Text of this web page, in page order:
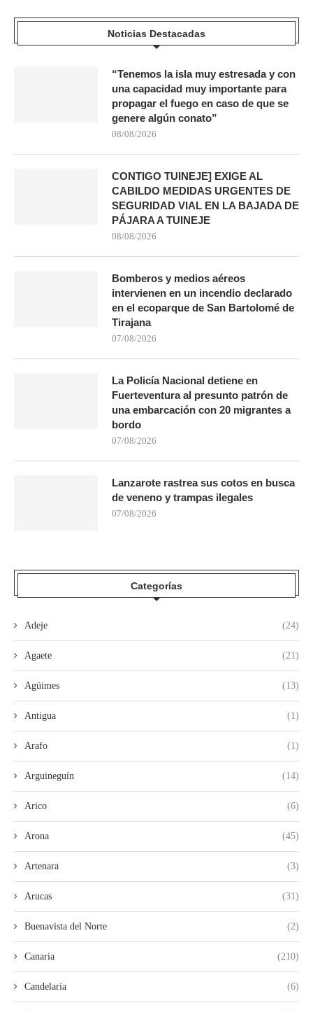
Noticias Destacadas
“Tenemos la isla muy estresada y con
una capacidad muy importante para
propagar el fuego en caso de que se
genere algún conato”
08/08/2026
CONTIGO TUINEJE] EXIGE AL
CABILDO MEDIDAS URGENTES DE
SEGURIDAD VIAL EN LA BAJADA DE
PÁJARA A TUINEJE
08/08/2026
Bomberos y medios aéreos
intervienen en un incendio declarado
en el ecoparque de San Bartolomé de
Tirajana
07/08/2026
La Policía Nacional detiene en
Fuerteventura al presunto patrón de
una embarcación con 20 migrantes a
bordo
07/08/2026
Lanzarote rastrea sus cotos en busca
de veneno y trampas ilegales
07/08/2026
Categorías
Adeje (24)
Agaete (21)
Agüimes (13)
Antigua (1)
Arafo (1)
Arguineguín (14)
Arico (6)
Arona (45)
Artenara (3)
Arucas (31)
Buenavista del Norte (2)
Canaria (210)
Candelaria (6)